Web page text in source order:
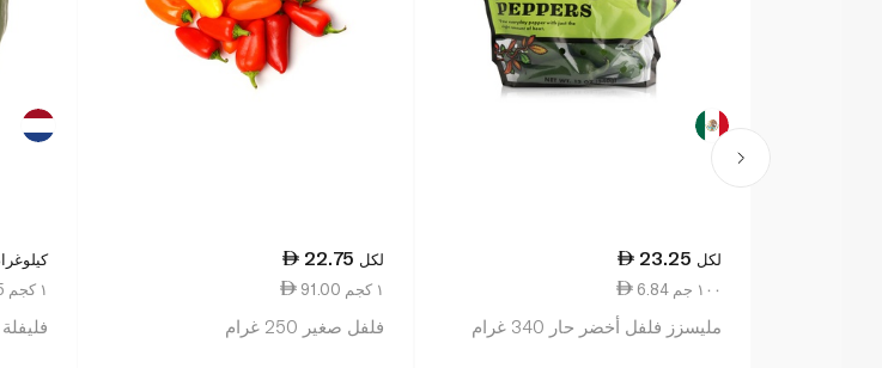
23.25 لكل
6.84 ١٠٠ جم
مليسزز فلفل أخضر حار 340 غرام
22.75 لكل
91.00 ١ كجم
فلفل صغير 250 غرام
37.75 ١ كجم